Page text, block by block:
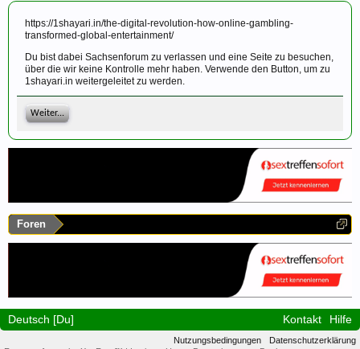
https://1shayari.in/the-digital-revolution-how-online-gambling-
transformed-global-entertainment/
Du bist dabei Sachsenforum zu verlassen und eine Seite zu besuchen,
über die wir keine Kontrolle mehr haben. Verwende den Button, um zu
1shayari.in weitergeleitet zu werden.
Weiter...
Foren
Deutsch [Du] Kontakt Hilfe
Nutzungsbedingungen
Datenschutzerklärung